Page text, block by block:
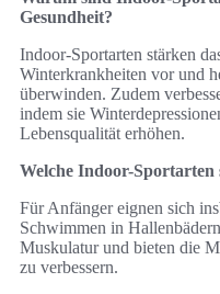
Gesundheit?
Indoor-Sportarten stärken
Winterkrankheiten vor und
überwinden. Zudem
indem sie
Lebensqualität erhöhen.
Welche Indoor-Sportarten
Für Anfänger eignen sich
Schwimmen in
Muskulatur und bieten die
zu verbessern.